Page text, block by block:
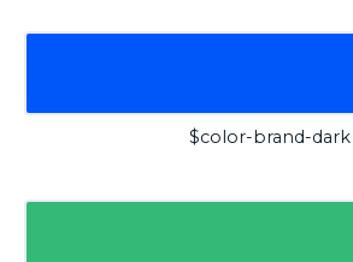
$color-brand-dark